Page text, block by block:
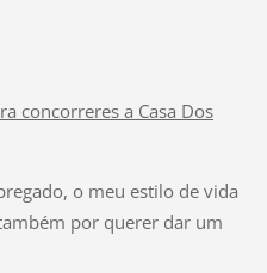
concorreres a Casa Dos
o meu estilo de vida
por querer dar um